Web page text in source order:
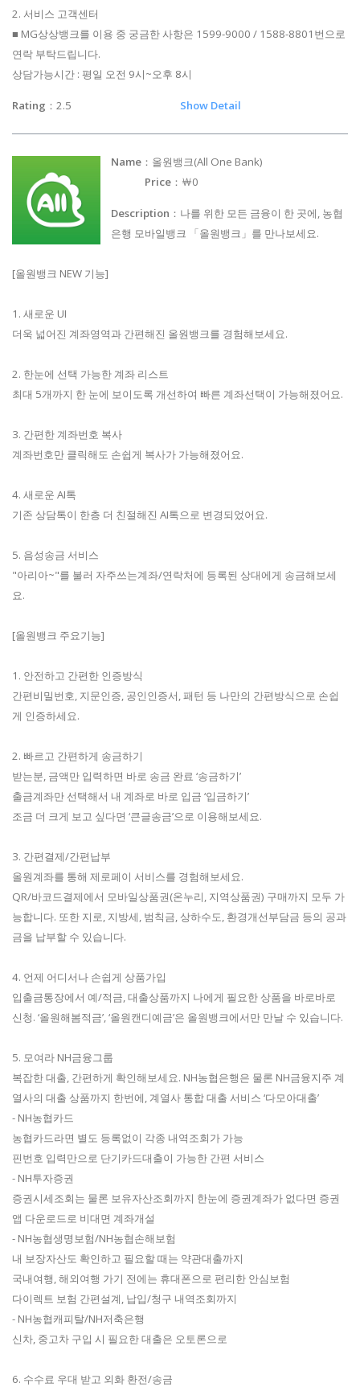
2. 서비스 고객센터
■ MG상상뱅크를 이용 중 궁금한 사항은 1599-9000 / 1588-8801번으로
연락 부탁드립니다.
상담가능시간 : 평일 오전 9시~오후 8시
Rating ：2.5 Show Detail
Name ：올원뱅크(All One Bank)
Price ：￦0
Description ：나를 위한 모든 금융이 한 곳에, 농협
은행 모바일뱅크 「올원뱅크」를 만나보세요.
[올원뱅크 NEW 기능]
1. 새로운 UI
더욱 넓어진 계좌영역과 간편해진 올원뱅크를 경험해보세요.
2. 한눈에 선택 가능한 계좌 리스트
최대 5개까지 한 눈에 보이도록 개선하여 빠른 계좌선택이 가능해졌어요.
3. 간편한 계좌번호 복사
계좌번호만 클릭해도 손쉽게 복사가 가능해졌어요.
4. 새로운 AI톡
기존 상담톡이 한층 더 친절해진 AI톡으로 변경되었어요.
5. 음성송금 서비스
"아리아~"를 불러 자주쓰는계좌/연락처에 등록된 상대에게 송금해보세
요.
[올원뱅크 주요기능]
1. 안전하고 간편한 인증방식
간편비밀번호, 지문인증, 공인인증서, 패턴 등 나만의 간편방식으로 손쉽
게 인증하세요.
2. 빠르고 간편하게 송금하기
받는분, 금액만 입력하면 바로 송금 완료 ‘송금하기’
출금계좌만 선택해서 내 계좌로 바로 입금 ‘입금하기’
조금 더 크게 보고 싶다면 ‘큰글송금’으로 이용해보세요.
3. 간편결제/간편납부
올원계좌를 통해 제로페이 서비스를 경험해보세요.
QR/바코드결제에서 모바일상품권(온누리, 지역상품권) 구매까지 모두 가
능합니다. 또한 지로, 지방세, 범칙금, 상하수도, 환경개선부담금 등의 공과
금을 납부할 수 있습니다.
4. 언제 어디서나 손쉽게 상품가입
입출금통장에서 예/적금, 대출상품까지 나에게 필요한 상품을 바로바로
신청. ‘올원해봄적금’, ‘올원캔디예금’은 올원뱅크에서만 만날 수 있습니다.
5. 모여라 NH금융그룹
복잡한 대출, 간편하게 확인해보세요. NH농협은행은 물론 NH금융지주 계
열사의 대출 상품까지 한번에, 계열사 통합 대출 서비스 ‘다모아대출’
- NH농협카드
농협카드라면 별도 등록없이 각종 내역조회가 가능
핀번호 입력만으로 단기카드대출이 가능한 간편 서비스
- NH투자증권
증권시세조회는 물론 보유자산조회까지 한눈에 증권계좌가 없다면 증권
앱 다운로드로 비대면 계좌개설
- NH농협생명보험/NH농협손해보험
내 보장자산도 확인하고 필요할 때는 약관대출까지
국내여행, 해외여행 가기 전에는 휴대폰으로 편리한 안심보험
다이렉트 보험 간편설계, 납입/청구 내역조회까지
- NH농협캐피탈/NH저축은행
신차, 중고차 구입 시 필요한 대출은 오토론으로
6. 수수료 우대 받고 외화 환전/송금